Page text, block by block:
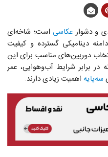
و دشوار عکاسی است؛ شاخه‌ای
دینامیکی گسترده و کیفیت
دوربین‌های مناسب برای این
در برابر شرایط آب‌وهوایی، عمر
سه‌پایه اهمیت زیادی دارند.